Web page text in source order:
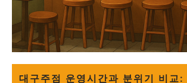
대구주점 운영시간과 분위기 비교: